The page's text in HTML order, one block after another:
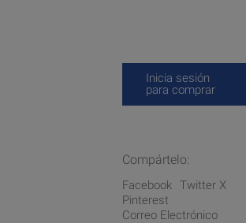
Inicia sesión
para comprar
Compártelo:
Facebook Twitter X
Pinterest
Correo Electrónico